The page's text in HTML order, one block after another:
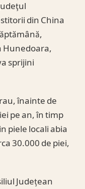
din China
Hunedoara,
sprijini
înainte de
pe an, în timp
piele locali abia
30.000 de piei,
Județean